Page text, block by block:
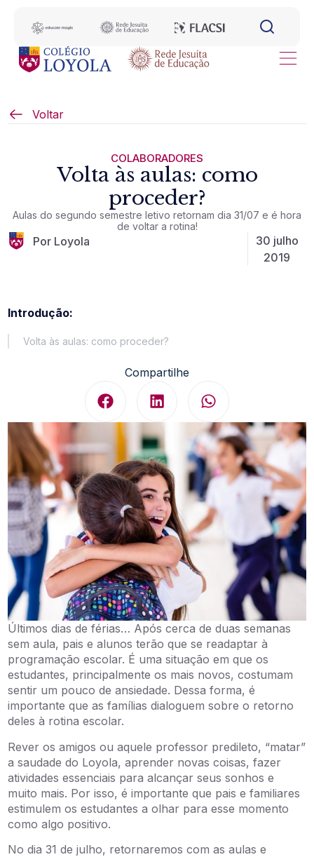
Voltar
COLABORADORES
Volta às aulas: como
proceder?
Aulas do segundo semestre letivo retornam dia 31/07 e é hora
de voltar a rotina!
Por Loyola
30 julho
2019
Introdução:
Volta às aulas: como proceder?
Compartilhe
Últimos dias de férias… Após cerca de duas semanas
sem aula, pais e alunos terão que se readaptar à
programação escolar. É uma situação em que os
estudantes, principalmente os mais novos, costumam
sentir um pouco de ansiedade. Dessa forma, é
importante que as famílias dialoguem sobre o retorno
deles à rotina escolar.
Rever os amigos ou aquele professor predileto, “matar”
a saudade do Loyola, aprender novas coisas, fazer
atividades essenciais para alcançar seus sonhos e
muito mais. Por isso, é importante que pais e familiares
estimulem os estudantes a olhar para esse momento
como algo positivo.
No dia 31 de julho, retornaremos com as aulas e